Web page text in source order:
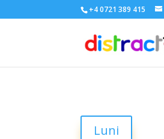
+4 0721 389 415
Luni